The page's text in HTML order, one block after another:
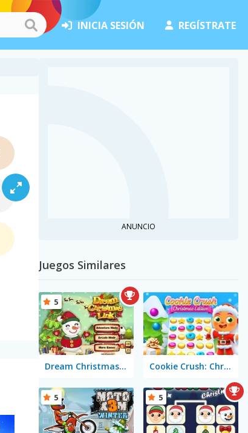
INICIA SESIÓN REGÍSTRATE
ANUNCIO
Juegos Similares
Dream Christmas Link
5
Cookie Crush: Christmas Edition
5 5